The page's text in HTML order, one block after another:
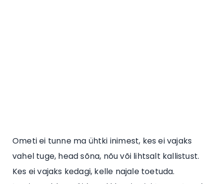
Ometi ei tunne ma ühtki inimest, kes ei vajaks
vahel tuge, head sõna, nõu või lihtsalt kallistust.
Kes ei vajaks kedagi, kelle najale toetuda.